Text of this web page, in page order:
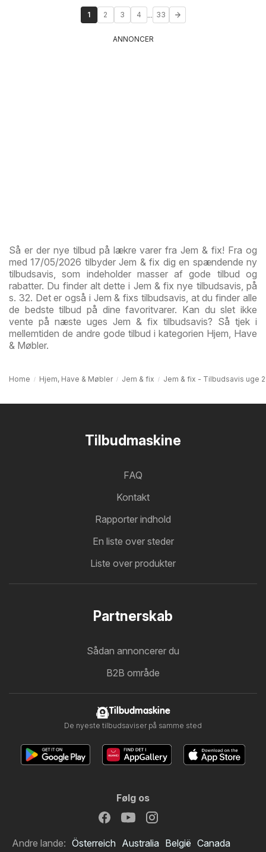
1 2 3 4 ... 33
ANNONCER
Så er der nye tilbud på lækre varer fra Jem & fix! Fra og
med 17/05/2026 tilbyder Jem & fix dig en spændende ny
tilbudsavis, som indeholder masser af gode tilbud og
rabatter. Du finder alt dette i Jem & fix nye tilbudsavis, på
s. 32. Det er også i Jem & fixs tilbudsavis, at du finder alle
de bedste tilbud på dine favoritvarer. Kan du slet ikke
vente på næste uges Jem & fix tilbudsavis? Så tjek i
mellemtiden de andre gode tilbud i kategorien Hjem, Have
& Møbler.
Home Hjem, Have & Møbler Jem & fix Jem & fix - Tilbudsavis uge
Tilbudmaskine
FAQ
Kontakt
Rapporter indhold
En liste over steder
Liste over produkter
Partnerskab
Sådan annoncerer du
B2B område
Tilbudmaskine
De nyeste tilbudsaviser på samme sted
Følg os
Andre lande: Österreich Australia België Canada